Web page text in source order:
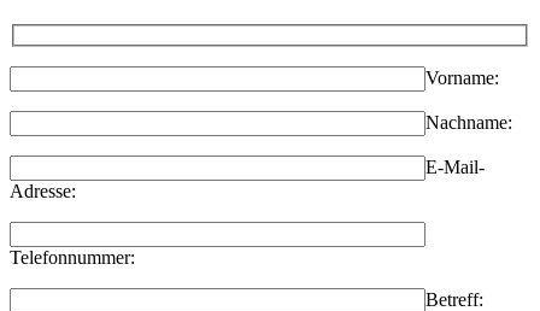
Vorname:
Nachname:
E-Mail-
Adresse:
Telefonnummer:
Betreff: